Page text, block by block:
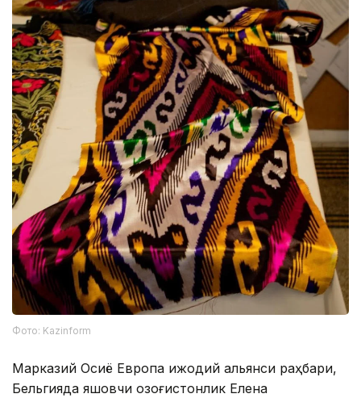
Фото: Kazinform
Марказий Осиё Европа ижодий альянси раҳбари,
Бельгияда яшовчи қозоғистонлик Елена